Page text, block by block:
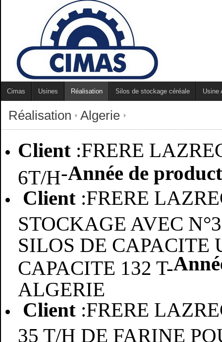
Cimas Usines Réalisation Silos de stockage céréale Usine
Réalisation Algerie
Client:FRERE
6T/H-Année de
Client:FRERE
STOCKAGE AVEC
SILOS DE CAPACITE
CAPACITE 132 T-
ALGERIE
Client:FRERE
35 T/H DE FARINE